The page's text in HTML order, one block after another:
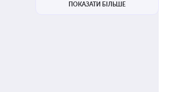
ПОКАЗАТИ БІЛЬШЕ